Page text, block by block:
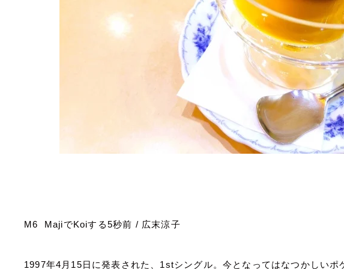
M6 MajiでKoiする5秒前 / 広末涼子
1997年4 月 15日に発表された、 1stシングル。今となってはなつかしいポ